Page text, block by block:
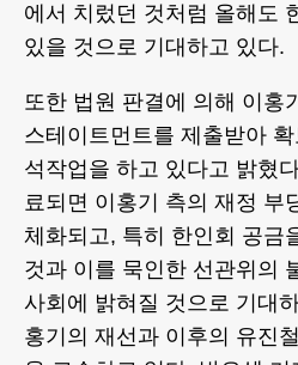
에서 치렀던 것처럼 올해도
있을 것으로 기대하고 있다.
또한 법원 판결에 의해 이홍
스테이트먼트를 제출받아
석작업을 하고 있다고 밝혔
료되면 이홍기 측의 재정 부
체화되고, 특히 한인회 공금
것과 이를 묵인한 선관위의
사회에 밝혀질 것으로 기대
홍기의 재선과 이후의 유진